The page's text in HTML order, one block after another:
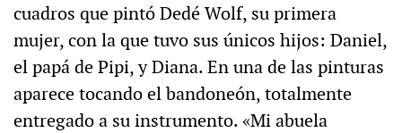
cuadros que pintó Dedé Wolf, su primera
mujer, con la que tuvo sus únicos hijos: Daniel,
el papá de Pipi, y Diana. En una de las pinturas
aparece tocando el bandoneón, totalmente
entregado a su instrumento. «Mi abuela